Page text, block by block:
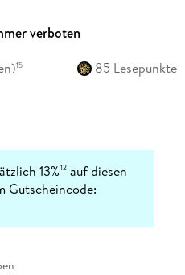
verboten
)15
85 Lesepunkte
13%12 auf diesen
Gutscheincode: